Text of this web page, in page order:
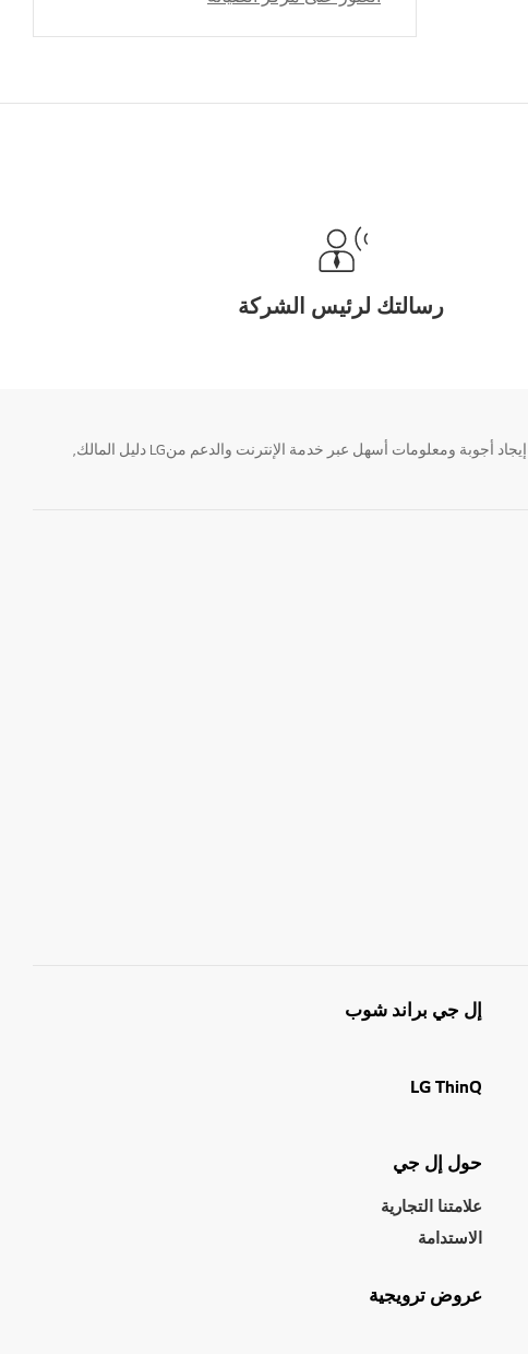
رسالتك لرئيس الشركة
تحتاج معلومة؟ او لديك سؤال ؟ يمكننا المساعدة. سواء كنت فى حاجة الى حجز منتجك او التواصل مع احد ممثلى دعم LG أو الحصول على خدمة صيانة. إيجاد أجوبة ومعلومات أسهل عبر خدمة الإنترنت والدعم منLG دليل المالك,
إل جي براند شوب
LG ThinQ
حول إل جي
علامتنا التجارية
الاستدامة
عروض ترويجية